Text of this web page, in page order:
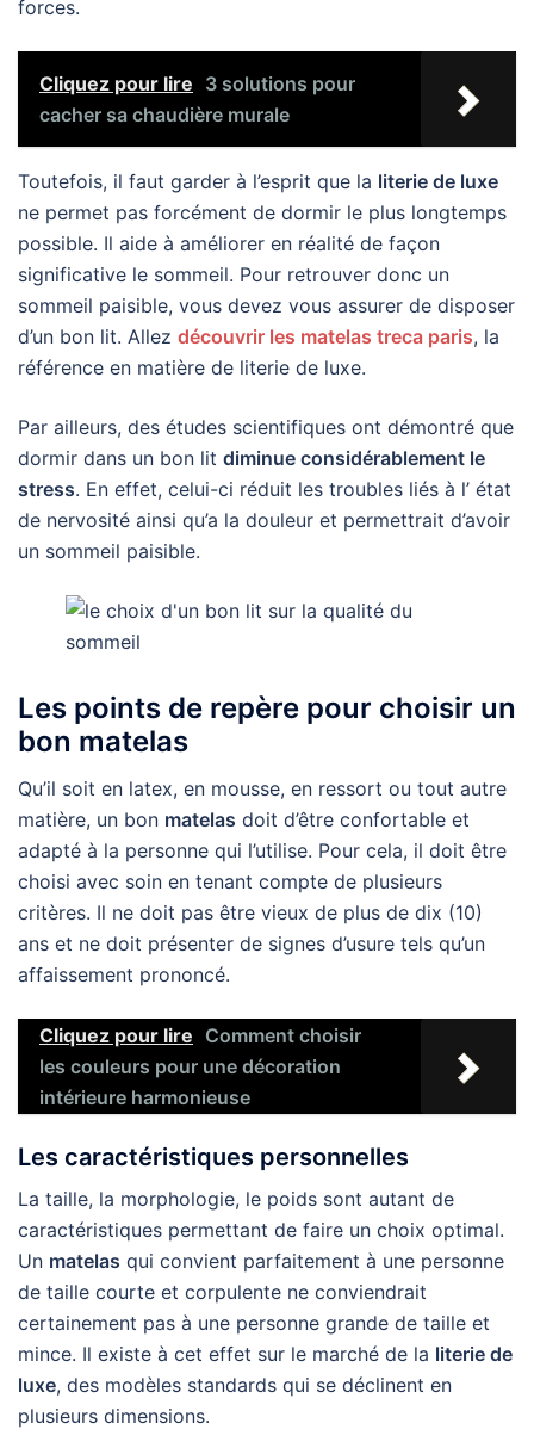
forces.
Cliquez pour lire 3 solutions pour
cacher sa chaudière murale
Toutefois, il faut garder à l’esprit que la literie de luxe
ne permet pas forcément de dormir le plus longtemps
possible. Il aide à améliorer en réalité de façon
significative le sommeil. Pour retrouver donc un
sommeil paisible, vous devez vous assurer de disposer
d’un bon lit. Allez découvrir les matelas treca paris, la
référence en matière de literie de luxe.
Par ailleurs, des études scientifiques ont démontré que
dormir dans un bon lit diminue considérablement le
stress. En effet, celui-ci réduit les troubles liés à l’ état
de nervosité ainsi qu’a la douleur et permettrait d’avoir
un sommeil paisible.
Les points de repère pour choisir un
bon matelas
Qu’il soit en latex, en mousse, en ressort ou tout autre
matière, un bon matelas doit d’être confortable et
adapté à la personne qui l’utilise. Pour cela, il doit être
choisi avec soin en tenant compte de plusieurs
critères. Il ne doit pas être vieux de plus de dix (10)
ans et ne doit présenter de signes d’usure tels qu’un
affaissement prononcé.
Cliquez pour lire Comment choisir
les couleurs pour une décoration
intérieure harmonieuse
Les caractéristiques personnelles
La taille, la morphologie, le poids sont autant de
caractéristiques permettant de faire un choix optimal.
Un matelas qui convient parfaitement à une personne
de taille courte et corpulente ne conviendrait
certainement pas à une personne grande de taille et
mince. Il existe à cet effet sur le marché de la literie de
luxe, des modèles standards qui se déclinent en
plusieurs dimensions.